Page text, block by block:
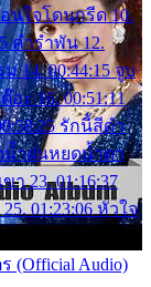
อนใจโดนกรีด 10.
คำรำพัน 12.
14. 00:44:15 จูบ
อะ 16. 00:51:11
รักนี้สีดำ
ดน้ำฝนหยดน้ำตา
า 23. 01:16:37
01:23:06 หัวใจ
(Official Audio)